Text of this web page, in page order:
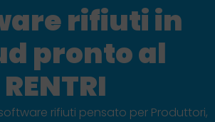
rifiuti in
pronto al
RENTRI
rifiuti pensato per Produttori,